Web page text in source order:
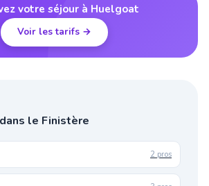
votre séjour à Huelgoat
Voir les tarifs →
le Finistère
2 pros